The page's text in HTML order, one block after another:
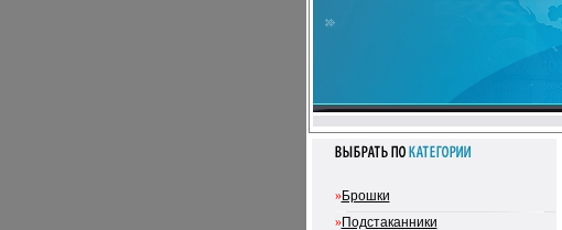
»Брошки
»Подстаканники